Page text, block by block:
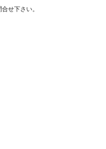
せ下さい。